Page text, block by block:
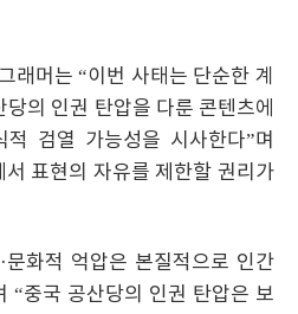
래머는 “이번 사태는 단순한 계
의 인권 탄압을 다룬 콘텐츠에
검열 가능성을 시사한다”며
표현의 자유를 제한할 권리가
화적 억압은 본질적으로 인간
“중국 공산당의 인권 탄압은 보